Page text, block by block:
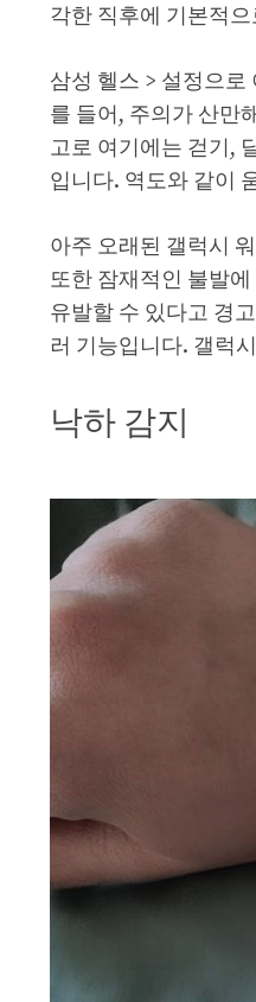
각한 직후에 기본적
삼성 헬스 > 설정으
를 들어, 주의가 산만
고로 여기에는 걷기,
입니다. 역도와 같이
아주 오래된 갤럭시
또한 잠재적인 불발
유발할 수 있다고 경
러 기능입니다. 갤럭
낙하 감지